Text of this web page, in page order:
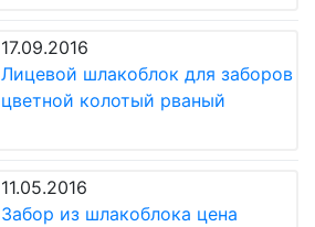
17.09.2016
Лицевой шлакоблок для заборов
цветной колотый рваный
11.05.2016
Забор из шлакоблока цена